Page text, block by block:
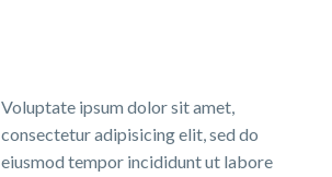
Voluptate ipsum dolor sit amet,
consectetur adipisicing elit, sed do
eiusmod tempor incididunt ut labore